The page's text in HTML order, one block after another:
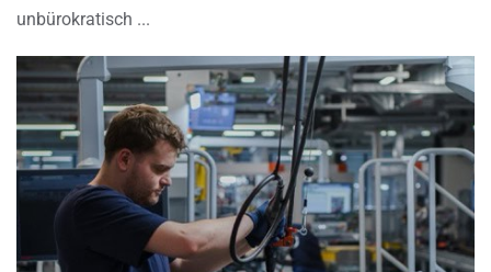
unbürokratisch